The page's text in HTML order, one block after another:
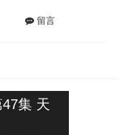
留言
集 天